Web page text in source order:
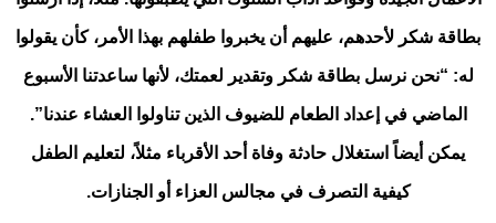
بطاقة شكر لأحدهم، عليهم أن يخبروا طفلهم بهذا الأمر، كأن يقولوا
له: “نحن نرسل بطاقة شكر وتقدير لعمتك، لأنها ساعدتنا الأسبوع
الماضي في إعداد الطعام للضيوف الذين تناولوا العشاء عندنا”.
يمكن أيضاً استغلال حادثة وفاة أحد الأقرباء مثلاً، لتعليم الطفل
كيفية التصرف في مجالس العزاء أو الجنازات.